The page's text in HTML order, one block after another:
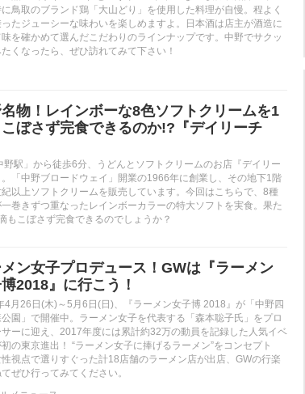
鳥取のブランド鶏「大山どり」を使用した料理が自慢。程よく
たジューシーな味わいを楽しめますよ。日本酒は店主が酒造に
を確かめて選んだこだわりのラインナップです。中野でサクッ
たくなったら、ぜひ訪れてみて下さい！
物！レインボーな8色ソフトクリームを1
ぼさず完食できるのか!?『デイリーチ
野駅」から徒歩6分、うどんとソフトクリームのお店『デイリー
「中野ブロードウェイ」開業の1966年に創業し、その地下1階
紀以上ソフトクリームを販売しています。今回はこちらで、8種
巻きずつ重なったレインボーカラーの特大ソフトを実食。果た
もこぼさず完食できるのでしょうか？
ン女子プロデュース！GWは『ラーメン
2018』に行こう！
4月26日(木)～5月6日(日)、『ラーメン女子博 2018』が「中野四
園」で開催中。ラーメン女子を代表する「森本聡子氏」をプロ
サーに迎え、2017年度には累計約32万の動員を記録した人気イベ
初の東京進出！ “ラーメン女子に捧げるラーメン”をコンセプト
性視点で選りすぐった計18店舗のラーメン店が出店、GWの行楽
ぜひ行ってみてください。